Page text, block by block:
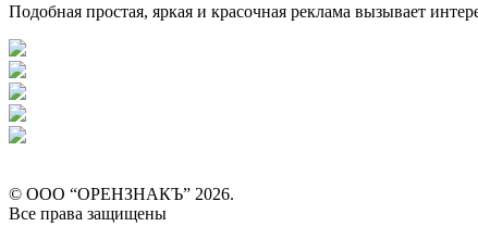
Подобная простая, яркая и красочная реклама вызывает
© ООО “ОРЕНЗНАКЪ” 2026.
Все права защищены